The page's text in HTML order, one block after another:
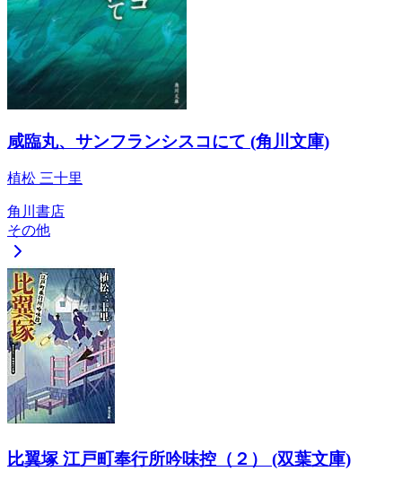
咸臨丸、サンフランシスコにて (角川文庫)
植松 三十里
角川書店
その他
比翼塚 江戸町奉行所吟味控（２） (双葉文庫)